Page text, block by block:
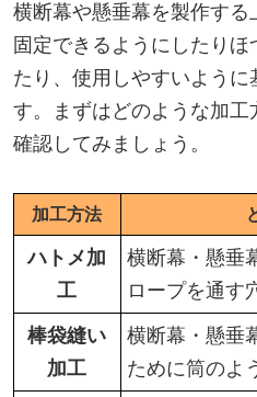
横断幕や懸垂幕を製作す
固定できるようにしたり
たり、使用しやすいように
す。まずはどのような加
確認してみましょう。
加工方法
ハトメ加
工
横断幕・懸垂
ロープを通す
棒袋縫い
加工
横断幕・懸垂
ために筒のよ